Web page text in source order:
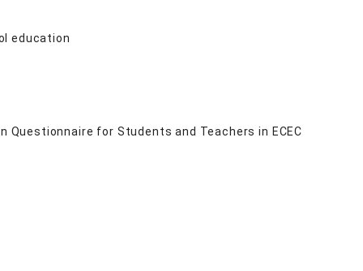
education
Questionnaire for Students and Teachers in ECEC